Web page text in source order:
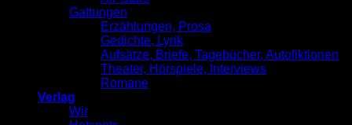
Gattungen
Erzählungen, Prosa
Gedichte, Lyrik
Aufsätze, Briefe, Tagebücher, Autofiktionen
Theater, Hörspiele, Interviews
Romane
Verlag
Wir